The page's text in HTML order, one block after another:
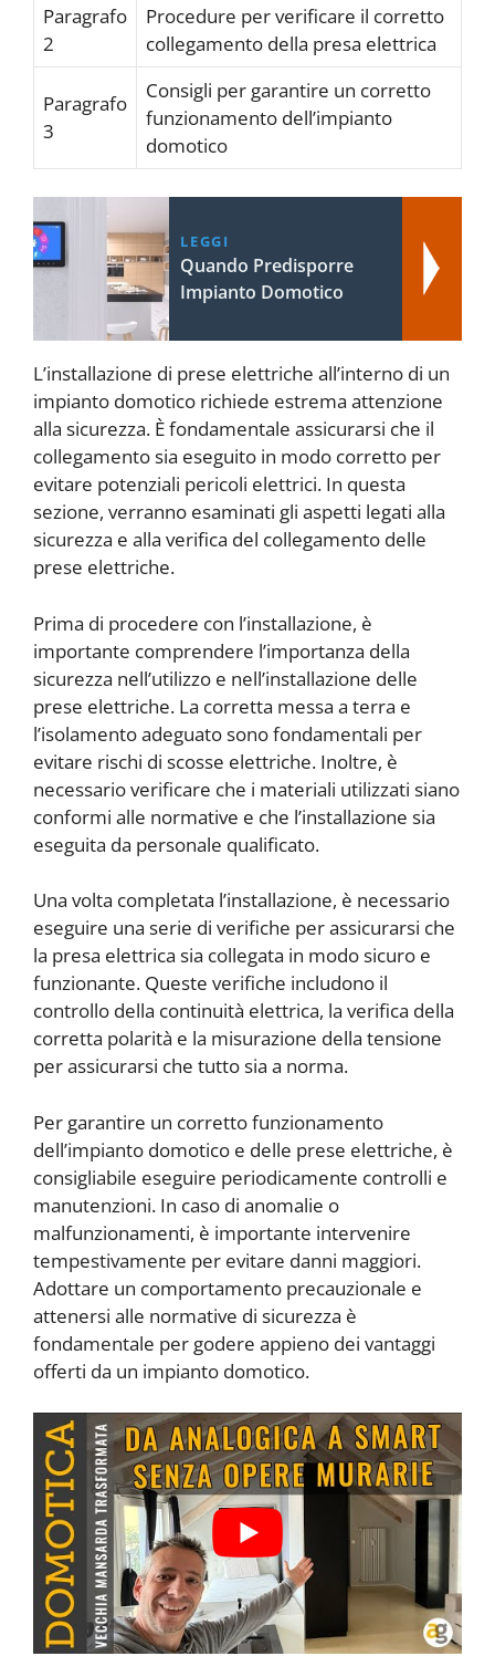
Paragrafo
2
Procedure per verificare il corretto
collegamento della presa elettrica
Paragrafo
3
Consigli per garantire un corretto
funzionamento dell’impianto
domotico
LEGGI
Quando Predisporre
Impianto Domotico
L’installazione di prese elettriche all’interno di un
impianto domotico richiede estrema attenzione
alla sicurezza. È fondamentale assicurarsi che il
collegamento sia eseguito in modo corretto per
evitare potenziali pericoli elettrici. In questa
sezione, verranno esaminati gli aspetti legati alla
sicurezza e alla verifica del collegamento delle
prese elettriche.
Prima di procedere con l’installazione, è
importante comprendere l’importanza della
sicurezza nell’utilizzo e nell’installazione delle
prese elettriche. La corretta messa a terra e
l’isolamento adeguato sono fondamentali per
evitare rischi di scosse elettriche. Inoltre, è
necessario verificare che i materiali utilizzati siano
conformi alle normative e che l’installazione sia
eseguita da personale qualificato.
Una volta completata l’installazione, è necessario
eseguire una serie di verifiche per assicurarsi che
la presa elettrica sia collegata in modo sicuro e
funzionante. Queste verifiche includono il
controllo della continuità elettrica, la verifica della
corretta polarità e la misurazione della tensione
per assicurarsi che tutto sia a norma.
Per garantire un corretto funzionamento
dell’impianto domotico e delle prese elettriche, è
consigliabile eseguire periodicamente controlli e
manutenzioni. In caso di anomalie o
malfunzionamenti, è importante intervenire
tempestivamente per evitare danni maggiori.
Adottare un comportamento precauzionale e
attenersi alle normative di sicurezza è
fondamentale per godere appieno dei vantaggi
offerti da un impianto domotico.